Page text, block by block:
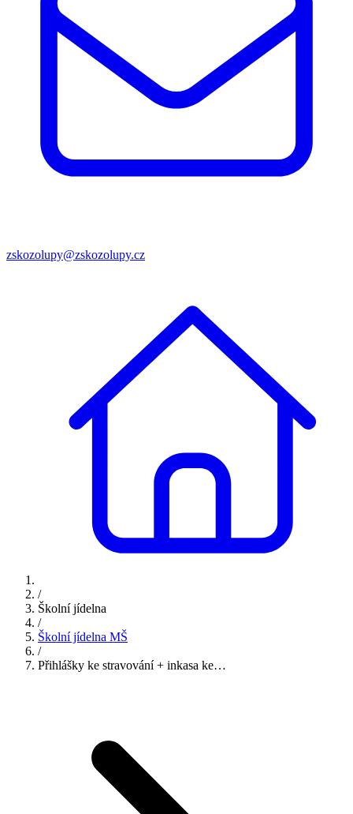
zskozolupy@zskozolupy.cz
/
Školní jídelna
/
Školní jídelna MŠ
/
Přihlášky ke stravování + inkasa ke…